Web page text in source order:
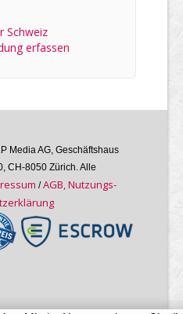
Schweiz
erfassen
Media AG, Geschäftshaus
CH-8050 Zürich. Alle
/AGB, Nutzungs­